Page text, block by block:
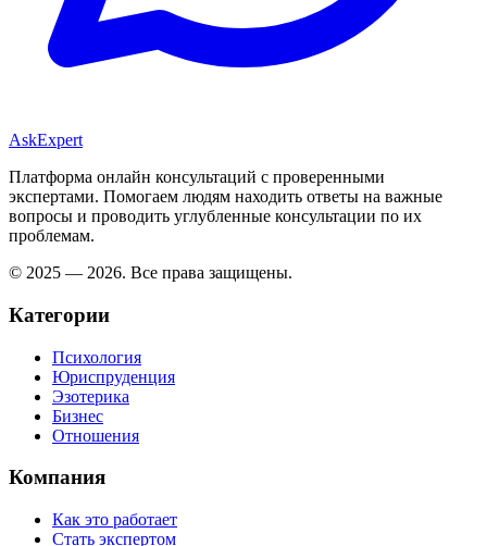
AskExpert
Платформа онлайн консультаций с проверенными
экспертами. Помогаем людям находить ответы на важные
вопросы и проводить углубленные консультации по их
проблемам.
© 2025 — 2026. Все права защищены.
Категории
Психология
Юриспруденция
Эзотерика
Бизнес
Отношения
Компания
Как это работает
Стать экспертом